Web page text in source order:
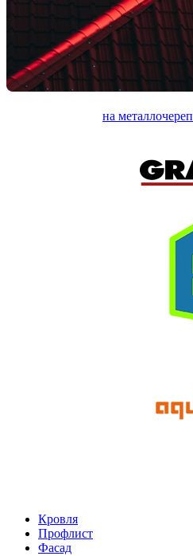
на
Кровля
Профлист
Фасад